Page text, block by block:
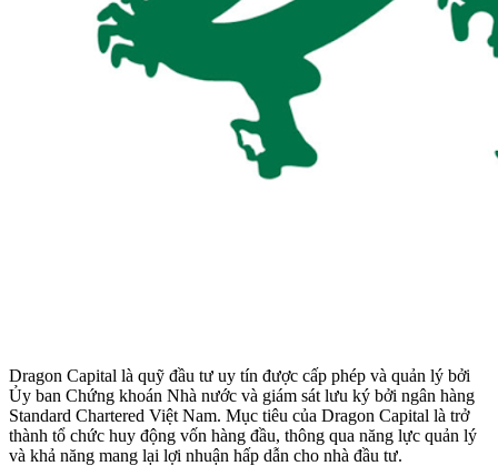
Dragon Capital là quỹ đầu tư uy tín được cấp phép và quản lý bởi
Ủy ban Chứng khoán Nhà nước và giám sát lưu ký bởi ngân hàng
Standard Chartered Việt Nam. Mục tiêu của Dragon Capital là trở
thành tổ chức huy động vốn hàng đầu, thông qua năng lực quản lý
và khả năng mang lại lợi nhuận hấp dẫn cho nhà đầu tư.